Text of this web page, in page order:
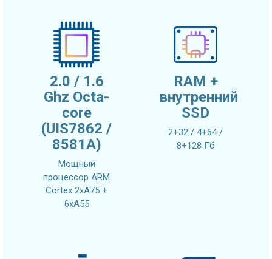
2.0 / 1.6
Ghz Octa-
core
(UIS7862 /
8581A)
Мощный
процессор ARM
Cortex 2xA75 +
6xA55
RAM +
внутренний
SSD
2+32 / 4+64 /
8+128 Гб